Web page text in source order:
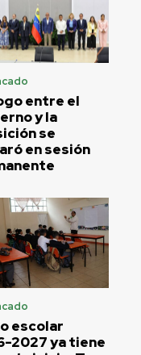
entre el
y la
se
en sesión
escolar
2027 ya tiene